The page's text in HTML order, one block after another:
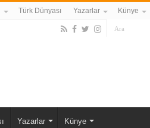
Türk Dünyası Yazarlar Künye
Yazarlar Künye